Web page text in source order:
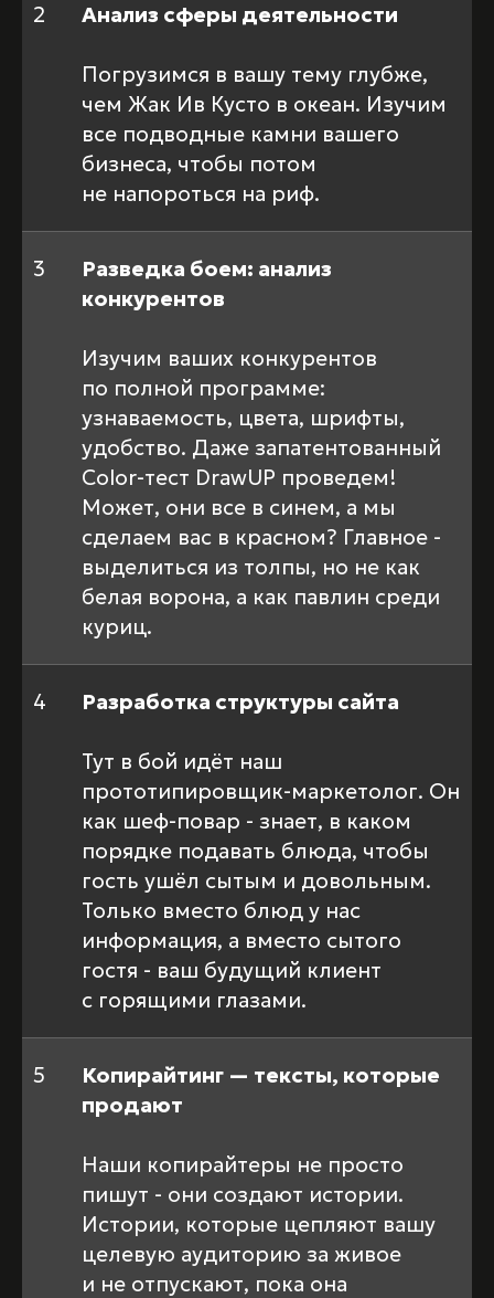
2 Анализ сферы деятельности
Погрузимся в вашу тему глубже,
чем Жак Ив Кусто в океан. Изучим
все подводные камни вашего
бизнеса, чтобы потом
не напороться на риф.
3
Разведка боем: анализ
конкурентов
Изучим ваших конкурентов
по полной программе:
узнаваемость, цвета, шрифты,
удобство. Даже запатентованный
Color-тест DrawUP проведем!
Может, они все в синем, а мы
сделаем вас в красном? Главное -
выделиться из толпы, но не как
белая ворона, а как павлин среди
куриц.
4 Разработка структуры сайта
Тут в бой идёт наш
прототипировщик-маркетолог. Он
как шеф-повар - знает, в каком
порядке подавать блюда, чтобы
гость ушёл сытым и довольным.
Только вместо блюд у нас
информация, а вместо сытого
гостя - ваш будущий клиент
с горящими глазами.
5
Копирайтинг — тексты, которые
продают
Наши копирайтеры не просто
пишут - они создают истории.
Истории, которые цепляют вашу
целевую аудиторию за живое
и не отпускают, пока она